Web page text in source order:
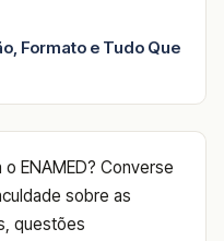
Formato e Tudo Que
ENAMED? Converse
sobre as
questões